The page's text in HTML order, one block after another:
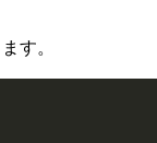
す。